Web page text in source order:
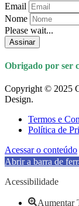
Email
Nome
Please wait...
Assinar
Obrigado por ser
Copyright © 2025
Design.
Termos e
Política de
Acessar o conteúdo
Abrir a barra de
Acessibilidade
Aumentar